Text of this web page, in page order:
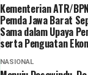
Kementerian ATR/
Pemda Jawa Barat
Sama dalam Upaya
serta Penguatan
NASIONAL